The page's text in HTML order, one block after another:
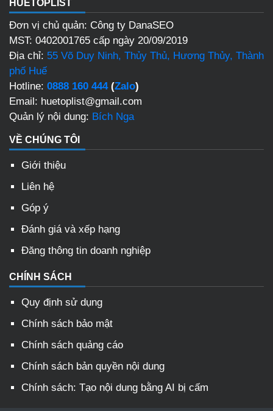
HUETOPLIST
Đơn vị chủ quản: Công ty DanaSEO
MST: 0402001765 cấp ngày 20/09/2019
Địa chỉ: 55 Võ Duy Ninh, Thủy Thủ, Hương Thủy, Thành
phố Huế
Hotline: 0888 160 444(Zalo)
Email: huetoplist@gmail.com
Quản lý nội dung: Bích Nga
VỀ CHÚNG TÔI
Giới thiệu
Liên hệ
Góp ý
Đánh giá và xếp hạng
Đăng thông tin doanh nghiệp
CHÍNH SÁCH
Quy định sử dụng
Chính sách bảo mật
Chính sách quảng cáo
Chính sách bản quyền nội dung
Chính sách: Tạo nội dung bằng AI bị cấm